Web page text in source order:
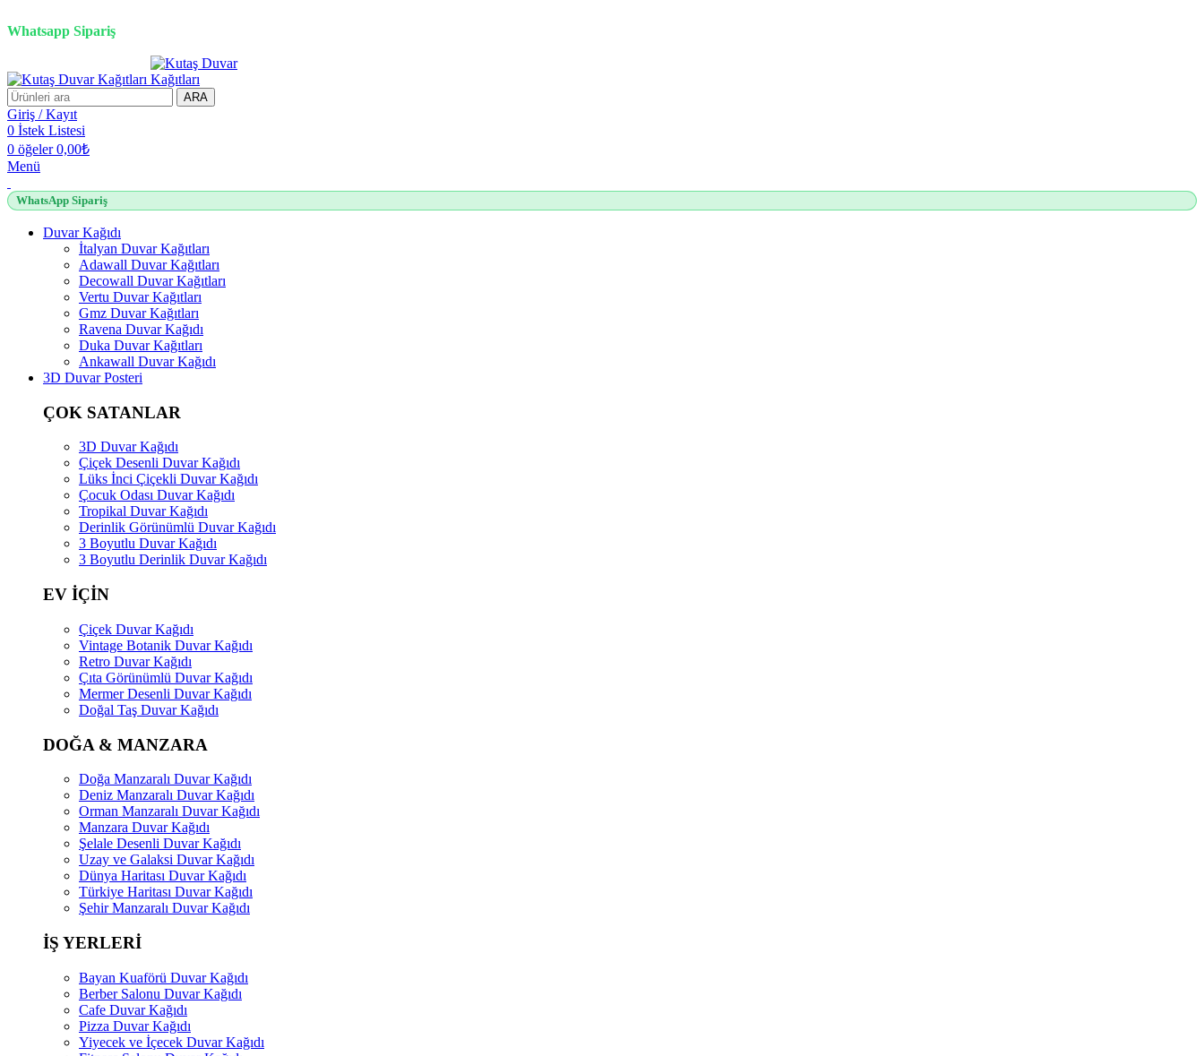
Whatsapp Sipariş
ARA
Giriş / Kayıt
0 İstek Listesi
0 öğeler 0,00₺
Menü
WhatsApp Sipariş
Duvar Kağıdı
İtalyan Duvar Kağıtları
Adawall Duvar Kağıtları
Decowall Duvar Kağıtları
Vertu Duvar Kağıtları
Gmz Duvar Kağıtları
Ravena Duvar Kağıdı
Duka Duvar Kağıtları
Ankawall Duvar Kağıdı
3D Duvar Posteri
ÇOK SATANLAR
3D Duvar Kağıdı
Çiçek Desenli Duvar Kağıdı
Lüks İnci Çiçekli Duvar Kağıdı
Çocuk Odası Duvar Kağıdı
Tropikal Duvar Kağıdı
Derinlik Görünümlü Duvar Kağıdı
3 Boyutlu Duvar Kağıdı
3 Boyutlu Derinlik Duvar Kağıdı
EV İÇİN
Çiçek Duvar Kağıdı
Vintage Botanik Duvar Kağıdı
Retro Duvar Kağıdı
Çıta Görünümlü Duvar Kağıdı
Mermer Desenli Duvar Kağıdı
Doğal Taş Duvar Kağıdı
DOĞA & MANZARA
Doğa Manzaralı Duvar Kağıdı
Deniz Manzaralı Duvar Kağıdı
Orman Manzaralı Duvar Kağıdı
Manzara Duvar Kağıdı
Şelale Desenli Duvar Kağıdı
Uzay ve Galaksi Duvar Kağıdı
Dünya Haritası Duvar Kağıdı
Türkiye Haritası Duvar Kağıdı
Şehir Manzaralı Duvar Kağıdı
İŞ YERLERİ
Bayan Kuaförü Duvar Kağıdı
Berber Salonu Duvar Kağıdı
Cafe Duvar Kağıdı
Pizza Duvar Kağıdı
Yiyecek ve İçecek Duvar Kağıdı